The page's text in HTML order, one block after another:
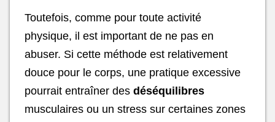
Toutefois, comme pour toute activité
physique, il est important de ne pas en
abuser. Si cette méthode est relativement
douce pour le corps, une pratique excessive
pourrait entraîner des déséquilibres
musculaires ou un stress sur certaines zones